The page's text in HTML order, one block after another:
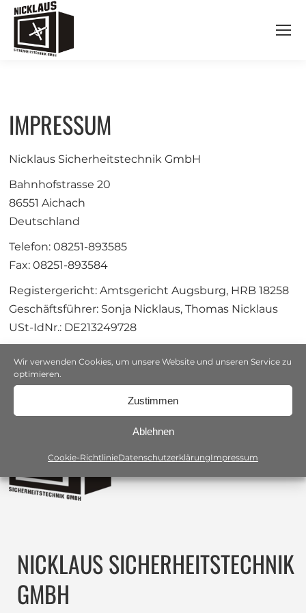
Wir verwenden Cookies, um unsere Website und unseren Service zu
optimieren.
Zustimmen
Ablehnen
Cookie-RichtlinieDatenschutzerklärungImpressum
IMPRESSUM
Nicklaus Sicherheitstechnik GmbH
Bahnhofstrasse 20
86551 Aichach
Deutschland
Telefon: 08251-893585
Fax: 08251-893584
Registergericht: Amtsgericht Augsburg, HRB 18258
Geschäftsführer: Sonja Nicklaus, Thomas Nicklaus
USt-IdNr.: DE213249728
NICKLAUS SICHERHEITSTECHNIK
GMBH